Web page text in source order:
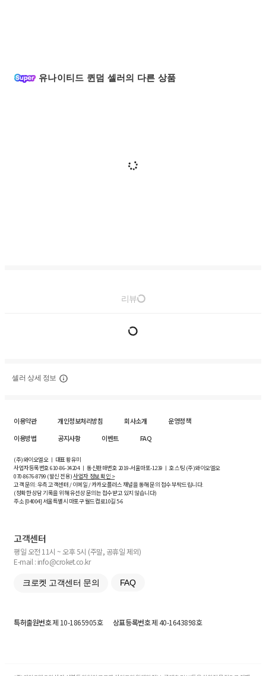
유나이티드 퀸덤 셀러의 다른 상품
리뷰
셀러 상세 정보
이용약관 개인정보처리방침 회사소개
운영정책
이용방법
공지사항 이벤트 FAQ
(주)와이오엘오 ㅣ 대표 황유미
사업자등록번호610-86-34204ㅣ 통신판매번호 2019-서울마포-1239 ㅣ 호스팅 (주)와이오엘오
070-8676-8799 (발신 전용)사업자 정보 확인 >
고객 문의: 우측 고객센터 / 이메일 / 카카오플러스 채널을 통해 문의 접수 부탁드립니다.
(정확한 상담 기록을 위해 유선상 문의는 접수받고 있지 않습니다)
주소 [04004] 서울특별시 마포구 월드컵로10길5-6
고객센터
평일 오전 11시 ~ 오후 5시 (주말, 공휴일 제외)
E-mail : info@croket.co.kr
크로켓 고객센터 문의 FAQ
특허출원번호제 10-1865905호 상표등록번호제 40-1643898호